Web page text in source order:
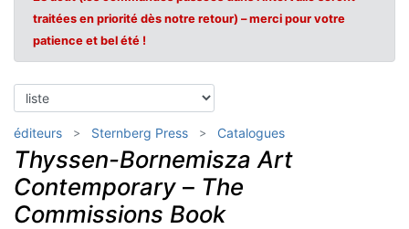
traitées en priorité dès notre retour) – merci pour votre
patience et bel été !
éditeurs Sternberg Press Catalogues
Thyssen-Bornemisza Art
Contemporary – The
Commissions Book